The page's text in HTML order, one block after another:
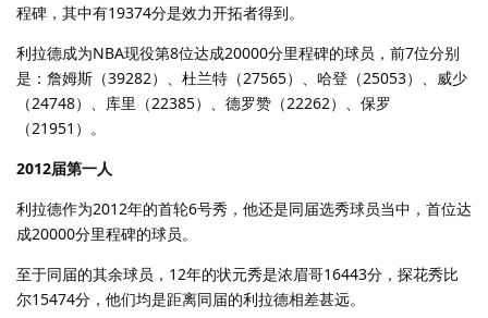
程碑，其中有19374分是效力开拓者得到。
利拉德成为NBA现役第8位达成20000分里程碑的球员，前7位分别
是：詹姆斯（39282）、杜兰特（27565）、哈登（25053）、威少
（24748）、库里（22385）、德罗赞（22262）、保罗
（21951）。
2012届第一人
利拉德作为2012年的首轮6号秀，他还是同届选秀球员当中，首位达
成20000分里程碑的球员。
至于同届的其余球员，12年的状元秀是浓眉哥16443分，探花秀比
尔15474分，他们均是距离同届的利拉德相差甚远。